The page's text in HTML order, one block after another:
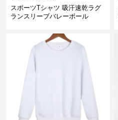
スポーツTシャツ 吸汗速乾ラグ
ランスリーブバレーボール